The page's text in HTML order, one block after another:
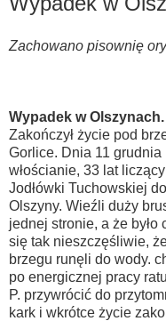
Zachowano pisownię
Wypadek w Olszynach.
Zakończył życie pod
Gorlice. Dnia 11 grudnia
włościanie, 33 lat
Jodłówki Tuchowskiej
Olszyny. Wieźli duży
jednej stronie, a że
się tak nieszczęśliwie,
brzegu runęli do wody.
po energicznej pracy
P. przywrócić do
kark i wkrótce życie